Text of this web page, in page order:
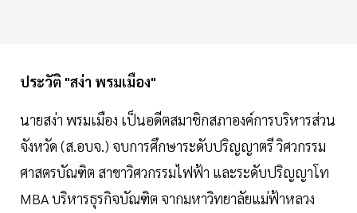
ประวัติ "สง่า พรมเมือง"
นายสง่า พรมเมือง เป็นอดีตสมาชิกสภาองค์การบริหารส่วน
จังหวัด (ส.อบจ.) จบการศึกษาระดับปริญญาตรี วิศวกรรม
ศาสตรบัณฑิต สาขาวิศวกรรมไฟฟ้า และระดับปริญญาโท
MBA บริหารธุรกิจบัณฑิต จากมหาวิทยาลัยแม่ฟ้าหลวง